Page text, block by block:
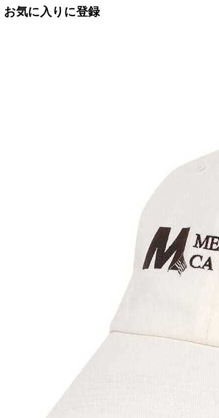
お気に入りに登録